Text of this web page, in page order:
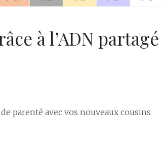
à l’ADN partagé
parenté avec vos nouveaux cousins